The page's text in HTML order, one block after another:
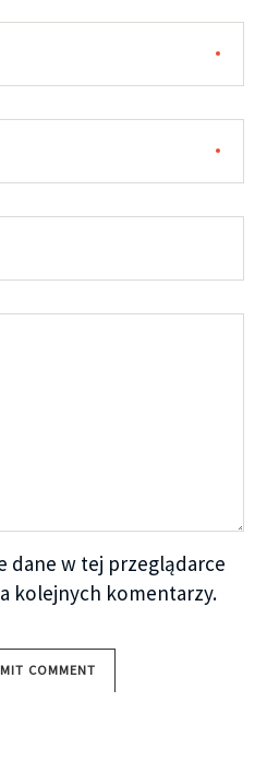
dane w tej przeglądarce
kolejnych komentarzy.